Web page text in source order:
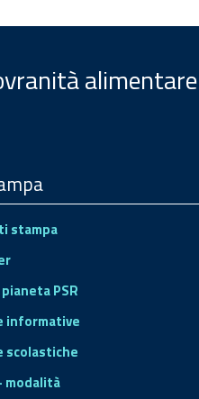
stampa
PSR
informative
scolastiche
modalità